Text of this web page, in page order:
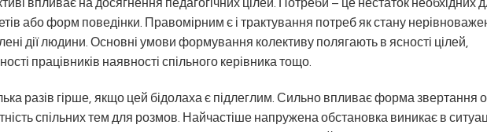
впливає на досягнення педагогічних цілей. Потреби – це нестаток необхідних
або форм поведінки. Правомірним є і трактування потреб як стану
дії людини. Основні умови формування колективу полягають в ясності цілей,
працівників наявності спільного керівника тощо.
разів гірше, якщо цей бідолаха є підлеглим. Сильно впливає форма звертання
спільних тем для розмов. Найчастіше напружена обстановка виникає в